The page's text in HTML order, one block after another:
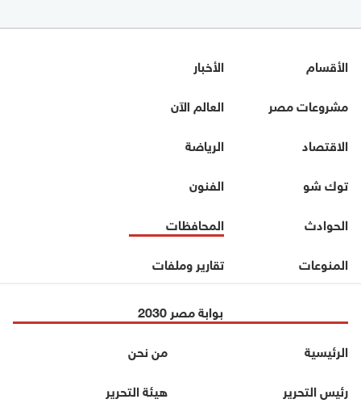
الأقسام
الأخبار
مشروعات مصر
العالم الآن
الاقتصاد
الرياضة
توك شو
الفنون
الحوادث
المحافظات
المنوعات
تقارير وملفات
بوابة مصر 2030
الرئيسية
من نحن
رئيس التحرير
هيئة التحرير